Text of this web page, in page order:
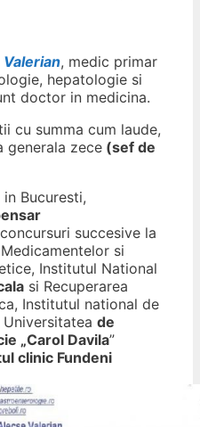
, medic primar
hepatologie si
doctor in medicina.
cu summa cum laude,
generala zece (sef de
in Bucuresti,
succesive la
si
Institutul National
si Recuperarea
Institutul national de
Universitatea de
„Carol Davila”
clinic Fundeni